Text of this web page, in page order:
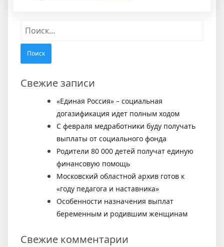
Найти:
Свежие записи
«Единая Россия» – социальная
догазификация идет полным ходом
С февраля медработники буду получать
выплаты от социального фонда
Родители 80 000 детей получат единую
финансовую помощь
Московский областной архив готов к
«году педагога и наставника»
Особенности назначения выплат
беременным и родившим женщинам
Свежие комментарии